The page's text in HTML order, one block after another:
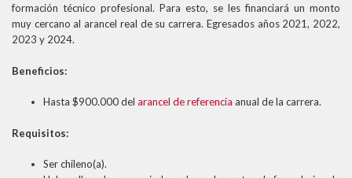
formación técnico profesional. Para esto, se les financiará un monto
muy cercano al arancel real de su carrera. Egresados años 2021, 2022,
2023 y 2024.
Beneficios:
Hasta $900.000 del arancel de referencia anual de la carrera.
Requisitos:
Ser chileno(a).